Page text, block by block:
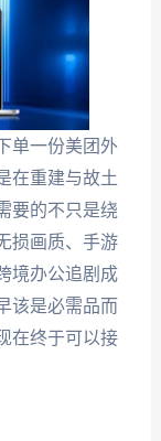
单一份美团外
在重建与故土
要的不只是绕
损画质、手游
境办公追剧成
该是必需品而
在终于可以接